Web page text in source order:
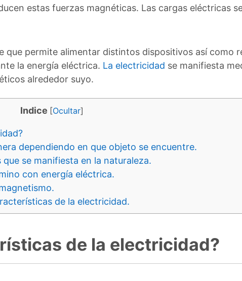
estas fuerzas magnéticas. Las cargas eléctricas
que permite alimentar distintos dispositivos así como
la energía eléctrica. La electricidad se manifiesta
alrededor suyo.
Indice [Ocultar]
dependiendo en que objeto se encuentre.
se manifiesta en la naturaleza.
con energía eléctrica.
de la electricidad.
de la electricidad?